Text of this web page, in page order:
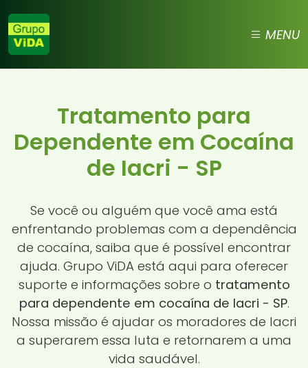
MENU
Tratamento para
Dependente em Cocaína
de Iacri - SP
Se você ou alguém que você ama está
enfrentando problemas com a dependência
de cocaína, saiba que é possível encontrar
ajuda. Grupo ViDA está aqui para oferecer
suporte e informações sobre o tratamento
para dependente em cocaína de Iacri - SP.
Nossa missão é ajudar os moradores de Iacri
a superarem essa luta e retornarem a uma
vida saudável.